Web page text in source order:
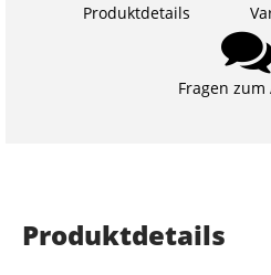
Produktdetails
Fragen zum
Produktdetails